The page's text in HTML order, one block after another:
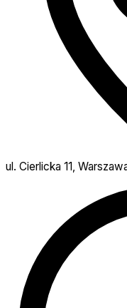
ul. Cierlicka 11,